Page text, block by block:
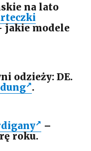
na lato
jakie modele
odzieży: DE.
.
–
roku.